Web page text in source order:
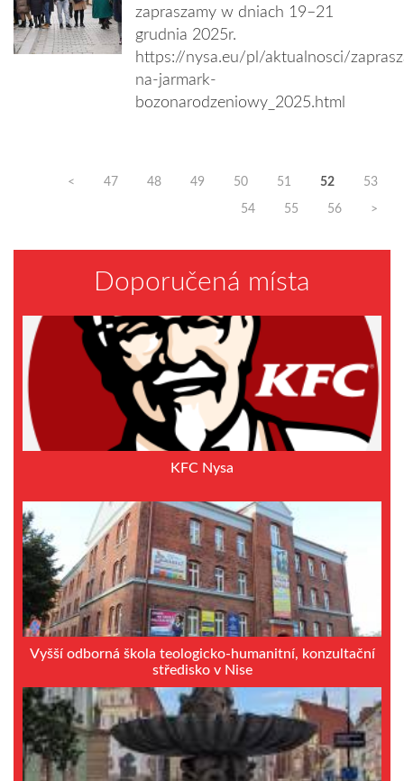
zapraszamy w dniach 19–21
grudnia 2025r.
https://nysa.eu/pl/aktualnosci/
na-jarmark-
bozonarodzeniowy_2025.html
< 47 48 49 50 51 52 53
54 55 56 >
Doporučená místa
KFC Nysa
Vyšší odborná škola teologicko-humanitní, konzultační
středisko v Nise